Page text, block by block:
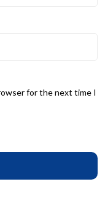
for the next time I